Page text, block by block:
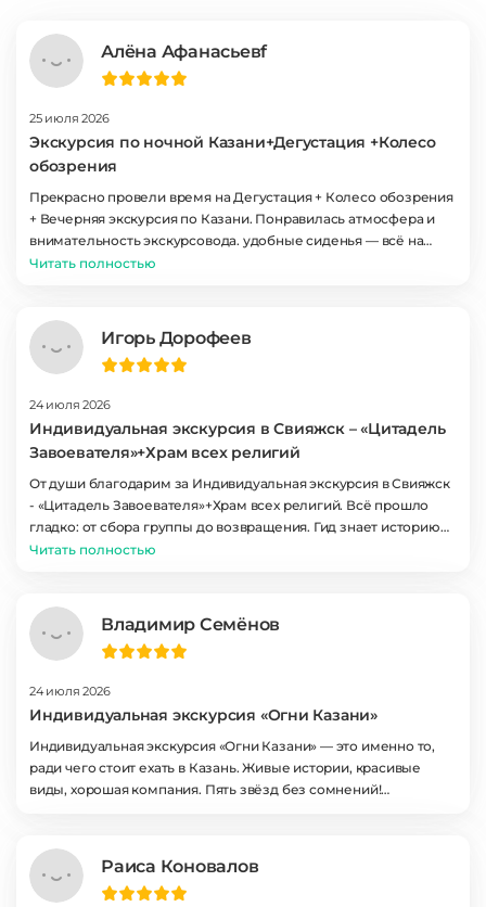
Алёна Афанасьевf
25 июля 2026
Экскурсия по ночной Казани+Дегустация +Колесо
обозрения
Прекрасно провели время на Дегустация + Колесо обозрения
+ Вечерняя экскурсия по Казани. Понравилась атмосфера и
внимательность экскурсовода. удобные сиденья — всё на
уровне. Вернёмся в Казань снова и обратимся сюда. Это было
Читать полностью
Игорь Дорофеев
24 июля 2026
Индивидуальная экскурсия в Свияжск – «Цитадель
Завоевателя»+Храм всех религий
От души благодарим за Индивидуальная экскурсия в Свияжск
- «Цитадель Завоевателя»+Храм всех религий. Всё прошло
гладко: от сбора группы до возвращения. Гид знает историю
досконально, отвечает живо и с юмором. Катание на
Читать полностью
Владимир Семёнов
24 июля 2026
Индивидуальная экскурсия «Огни Казани»
Индивидуальная экскурсия «Огни Казани» — это именно то,
ради чего стоит ехать в Казань. Живые истории, красивые
виды, хорошая компания. Пять звёзд без сомнений!
Раиса Коновалов